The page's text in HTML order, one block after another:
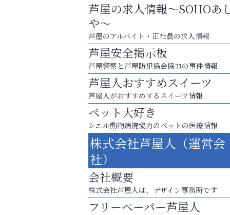
芦屋・西宮・神戸の新店舗PRやリニューア
知などお気軽にご相談ください。
アクイール芦屋店
芦屋の求人情報～SOHOあ
や～
芦屋のアルバイト・正社員の求人情報
芦屋安全掲示板
芦屋警察と芦屋防犯協会協力の事件情報
芦屋人おすすめスイーツ
芦屋人がおすすめするスイーツ情報
ペット大好き
シエル動物病院協力のペットの医療情報
株式会社芦屋人（運営会
社）
会社概要
株式会社芦屋人は、デザイン事務所です
フリーペーパー芦屋人